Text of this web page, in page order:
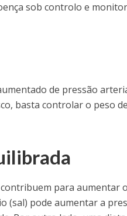
sob controlo e
de pressão
basta controlar o peso de
para aumentar
(sal) pode aumentar a